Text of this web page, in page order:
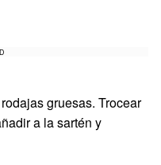
gruesas. Trocear
a la sartén y